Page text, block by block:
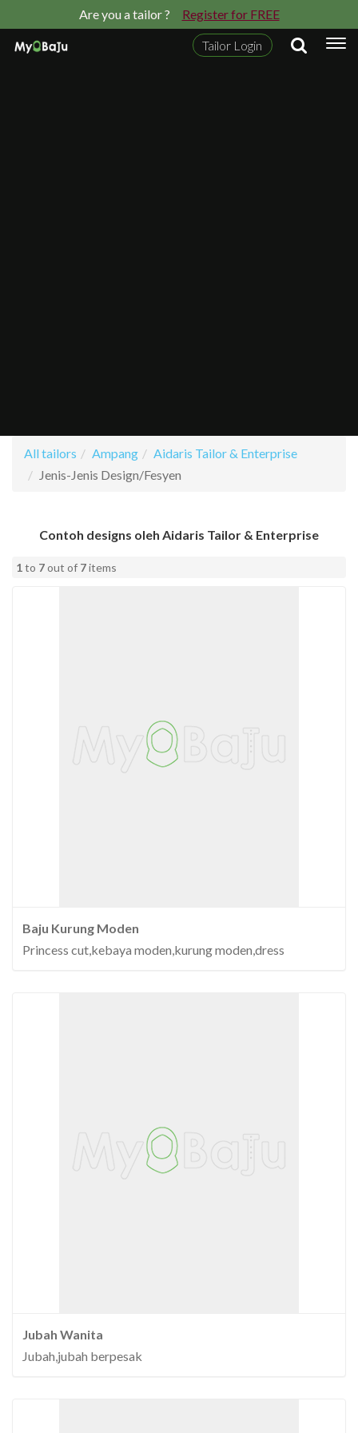
Are you a tailor ? Register for FREE
Tailor Login
Cari
Senarai
Rate
FAQ
Contact
Daftar
Log
Facebook Instagram
All tailors Ampang
Aidaris Tailor & Enterprise
Jenis-Jenis Design/Fesyen
Contoh designs oleh Aidaris Tailor & Enterprise
1to 7out of 7items
Baju Kurung Moden
Princess cut,kebaya moden,kurung moden,dress
Jubah Wanita
Jubah,jubah berpesak